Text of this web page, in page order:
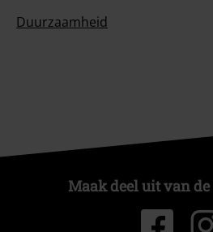
Duurzaamheid
Maak deel uit van